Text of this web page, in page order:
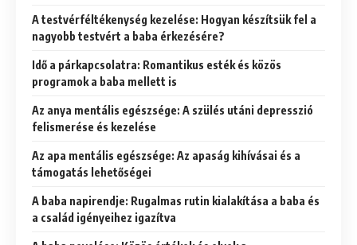
A testvérféltékenység kezelése: Hogyan készítsük fel a
nagyobb testvért a baba érkezésére?
Idő a párkapcsolatra: Romantikus esték és közös
programok a baba mellett is
Az anya mentális egészsége: A szülés utáni depresszió
felismerése és kezelése
Az apa mentális egészsége: Az apaság kihívásai és a
támogatás lehetőségei
A baba napirendje: Rugalmas rutin kialakítása a baba és
a család igényeihez igazítva